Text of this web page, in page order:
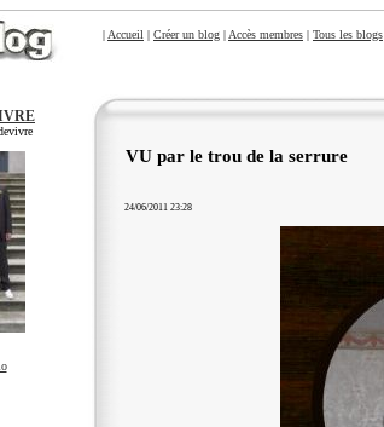
| Accueil | Créer un blog | Accès membres | Tous les blogs
VU par le trou de la serrure
24/06/2011 23:28